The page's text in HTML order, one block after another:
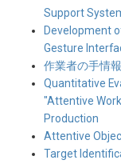
Support
Development
Gesture
作業者の手情
Quantitative
"Attentive
Production
Attentive
Target